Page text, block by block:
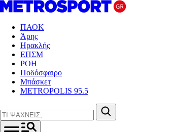
ΠΑΟΚ
Άρης
Ηρακλής
ΕΠΣΜ
ΡΟΗ
Ποδόσφαιρο
Μπάσκετ
METROPOLIS 95.5